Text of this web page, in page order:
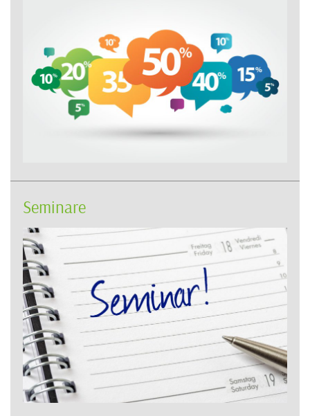
Seminare